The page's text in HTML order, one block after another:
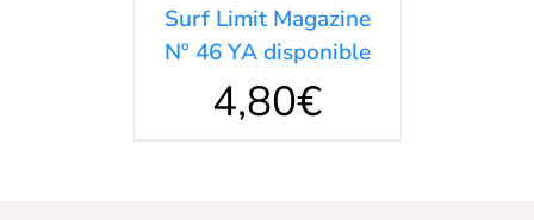
Surf Limit Magazine
Nº 46 YA disponible
4,80€